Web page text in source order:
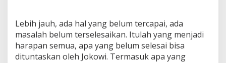
Lebih jauh, ada hal yang belum tercapai, ada
masalah belum terselesaikan. Itulah yang menjadi
harapan semua, apa yang belum selesai bisa
dituntaskan oleh Jokowi. Termasuk apa yang